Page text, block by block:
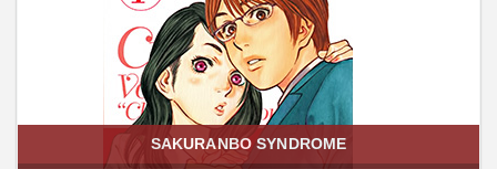
SAKURANBO SYNDROME